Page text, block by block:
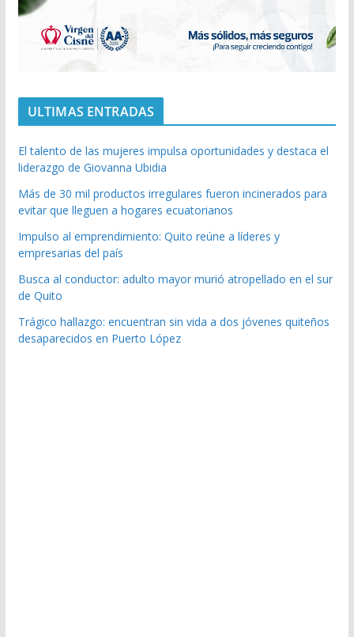
ULTIMAS ENTRADAS
El talento de las mujeres impulsa oportunidades y destaca el
liderazgo de Giovanna Ubidia
Más de 30 mil productos irregulares fueron incinerados para
evitar que lleguen a hogares ecuatorianos
Impulso al emprendimiento: Quito reúne a líderes y
empresarias del país
Busca al conductor: adulto mayor murió atropellado en el sur
de Quito
Trágico hallazgo: encuentran sin vida a dos jóvenes quiteños
desaparecidos en Puerto López